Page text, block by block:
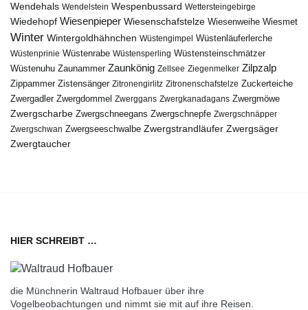
Wendehals Wendelstein Wespenbussard Wettersteingebirge
Wiedehopf Wiesenpieper Wiesenschafstelze Wiesenweihe Wiesmet
Winter Wintergoldhähnchen Wüstengimpel Wüstenläuferlerche
Wüstenprinie Wüstenrabe Wüstensperling Wüstensteinschmätzer
Wüstenuhu Zaunammer Zaunkönig Zellsee Ziegenmelker Zilpzalp
Zippammer Zistensänger Zitronengirlitz Zitronenschafstelze Zuckerteiche
Zwergadler Zwergdommel Zwerggans Zwergkanadagans Zwergmöwe
Zwergscharbe Zwergschneegans Zwergschnepfe Zwergschnäpper
Zwergschwan Zwergseeschwalbe Zwergstrandläufer Zwergsäger
Zwergtaucher
HIER SCHREIBT …
die Münchnerin Waltraud Hofbauer über ihre
Vogelbeobachtungen und nimmt sie mit auf ihre Reisen.